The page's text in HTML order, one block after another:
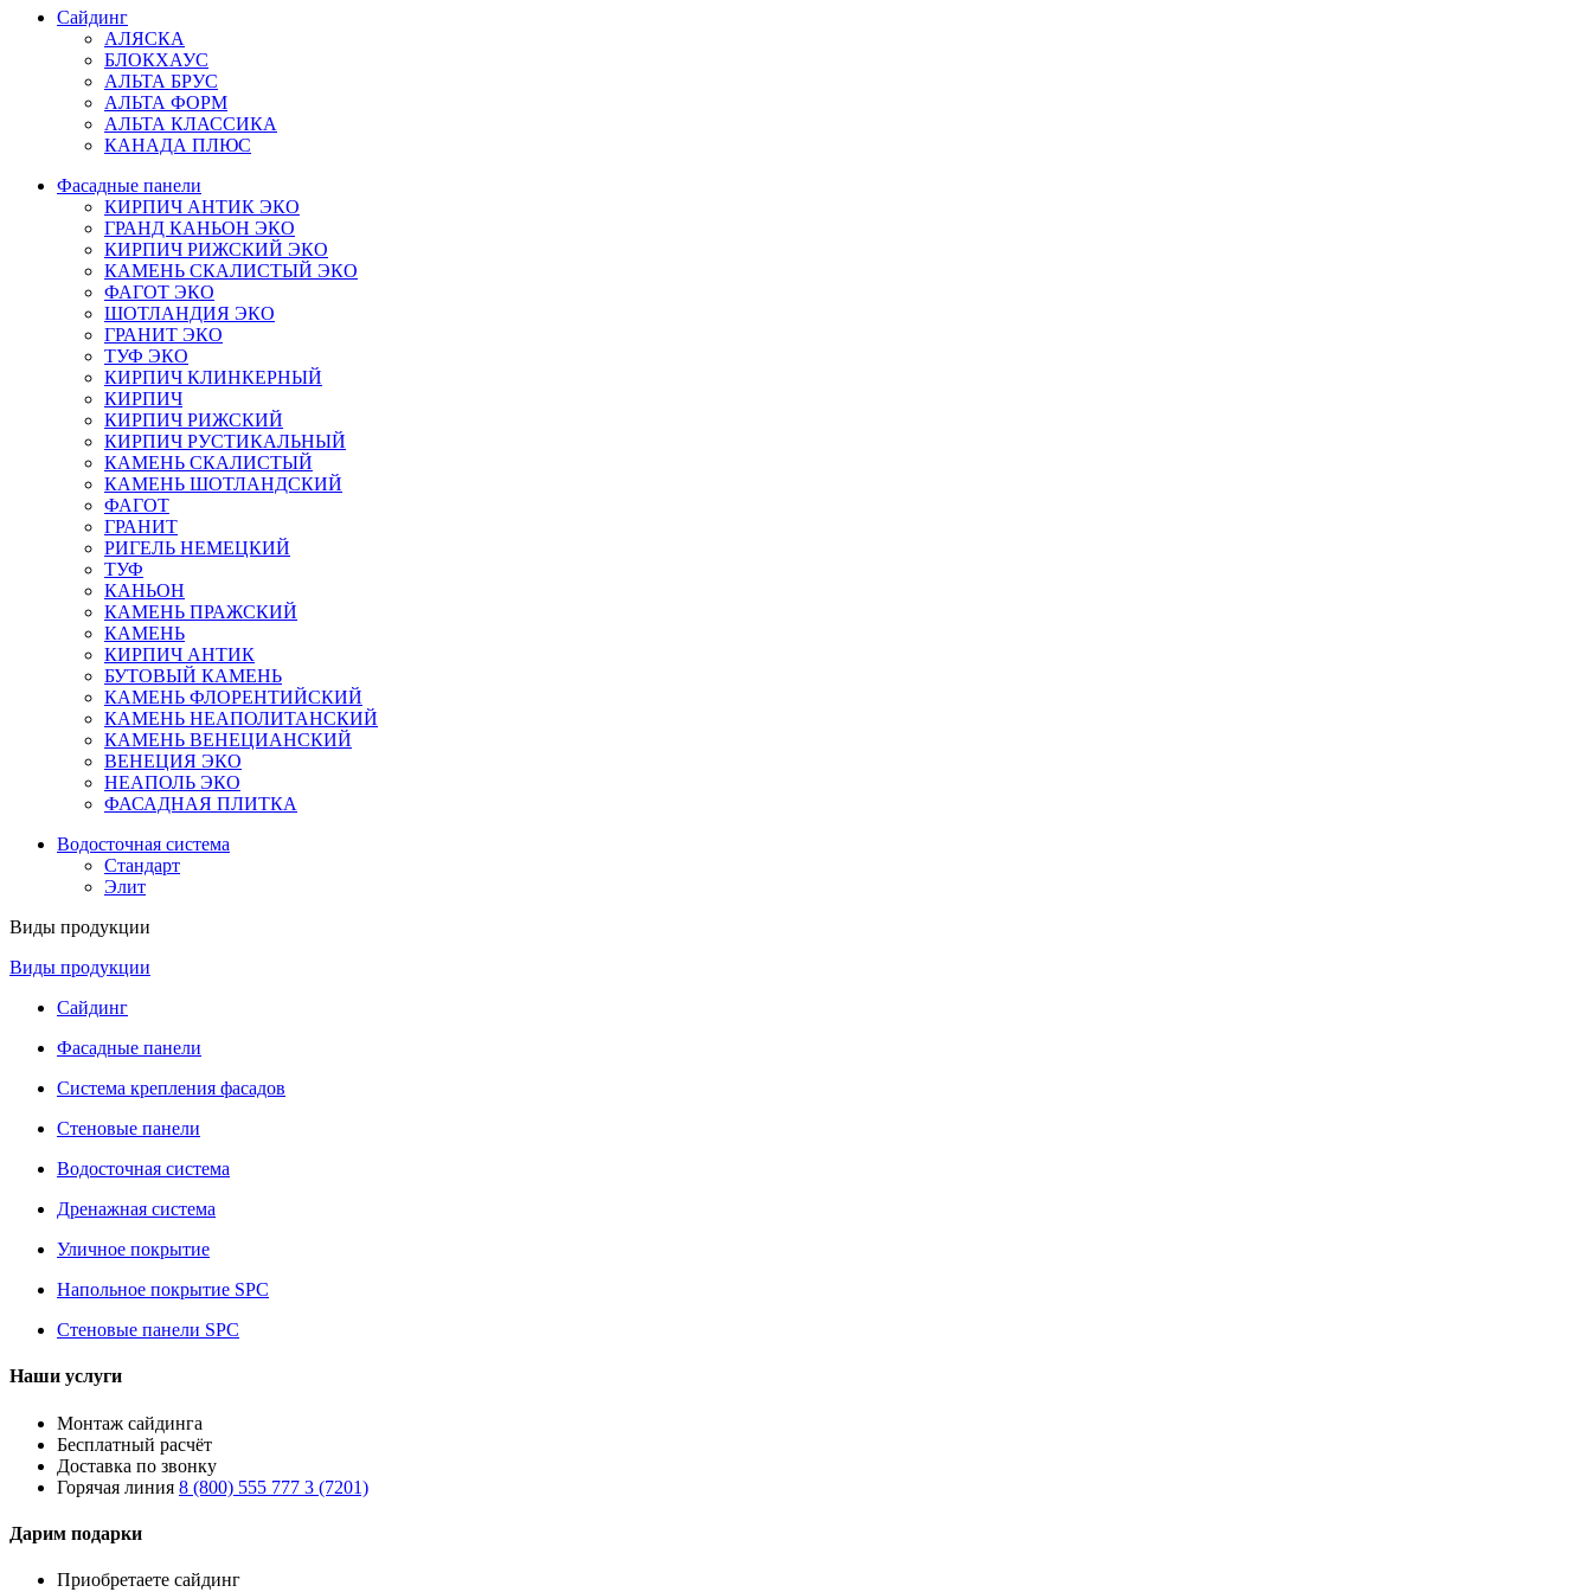
Сайдинг
АЛЯСКА
БЛОКХАУС
АЛЬТА БРУС
АЛЬТА ФОРМ
АЛЬТА КЛАССИКА
КАНАДА ПЛЮС
Фасадные панели
КИРПИЧ АНТИК ЭКО
ГРАНД КАНЬОН ЭКО
КИРПИЧ РИЖСКИЙ ЭКО
КАМЕНЬ СКАЛИСТЫЙ ЭКО
ФАГОТ ЭКО
ШОТЛАНДИЯ ЭКО
ГРАНИТ ЭКО
ТУФ ЭКО
КИРПИЧ КЛИНКЕРНЫЙ
КИРПИЧ
КИРПИЧ РИЖСКИЙ
КИРПИЧ РУСТИКАЛЬНЫЙ
КАМЕНЬ СКАЛИСТЫЙ
КАМЕНЬ ШОТЛАНДСКИЙ
ФАГОТ
ГРАНИТ
РИГЕЛЬ НЕМЕЦКИЙ
ТУФ
КАНЬОН
КАМЕНЬ ПРАЖСКИЙ
КАМЕНЬ
КИРПИЧ АНТИК
БУТОВЫЙ КАМЕНЬ
КАМЕНЬ ФЛОРЕНТИЙСКИЙ
КАМЕНЬ НЕАПОЛИТАНСКИЙ
КАМЕНЬ ВЕНЕЦИАНСКИЙ
ВЕНЕЦИЯ ЭКО
НЕАПОЛЬ ЭКО
ФАСАДНАЯ ПЛИТКА
Водосточная система
Стандарт
Элит
Виды продукции
Виды продукции
Сайдинг
Фасадные панели
Система крепления фасадов
Стеновые панели
Водосточная система
Дренажная система
Уличное покрытие
Напольное покрытие SPC
Стеновые панели SPC
Наши услуги
Монтаж сайдинга
Бесплатный расчёт
Доставка по звонку
Горячая линия 8 (800) 555 777 3 (7201)
Дарим подарки
Приобретаете сайдинг